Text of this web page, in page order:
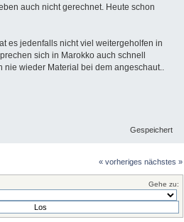
auch nicht gerechnet. Heute schon
es jedenfalls nicht viel weitergeholfen in
sich in Marokko auch schnell
nie wieder Material bei dem angeschaut..
Gespeichert
« vorheriges nächstes »
Gehe zu: